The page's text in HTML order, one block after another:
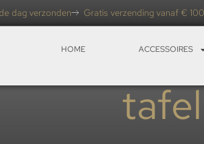
dag verzonden Gratis verzending vanaf €
HOME ACCESSOIRES